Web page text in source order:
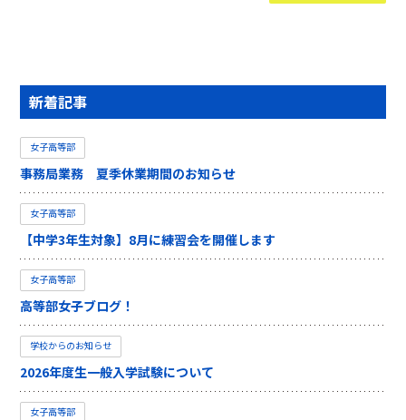
新着記事
女子高等部
事務局業務 夏季休業期間のお知らせ
女子高等部
【中学3年生対象】8月に練習会を開催します
女子高等部
高等部女子ブログ！
学校からのお知らせ
2026年度生一般入学試験について
女子高等部